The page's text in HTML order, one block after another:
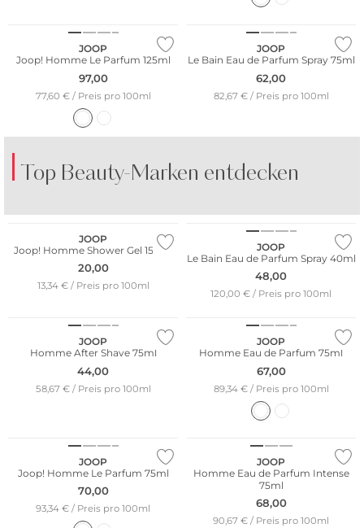
JOOP
Joop! Homme Le Parfum 125ml
97,00
77,60 € / Preis pro 100ml
JOOP
Le Bain Eau de Parfum Spray 75ml
62,00
82,67 € / Preis pro 100ml
Top Beauty-Marken entdecken
SPIRIT OF DUBAI FRAGRANCE DU BOIS
JOOP
Joop! Homme Shower Gel 150ml
20,00
13,34 € / Preis pro 100ml
JOOP
Le Bain Eau de Parfum Spray 40ml
48,00
120,00 € / Preis pro 100ml
JOOP
Homme After Shave 75ml
44,00
58,67 € / Preis pro 100ml
JOOP
Homme Eau de Parfum 75ml
67,00
89,34 € / Preis pro 100ml
JOOP
Joop! Homme Le Parfum 75ml
70,00
93,34 € / Preis pro 100ml
JOOP
Homme Eau de Parfum Intense
75ml
68,00
90,67 € / Preis pro 100ml